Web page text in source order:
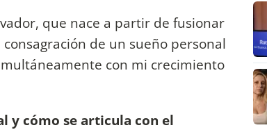
que nace a partir de fusionar
de un sueño personal
con mi crecimiento
y cómo se articula con el